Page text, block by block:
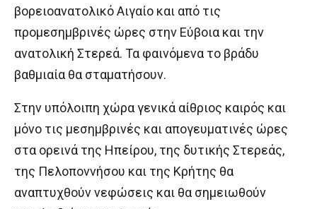
βορειοανατολικό Αιγαίο και από τις
προμεσημβρινές ώρες στην Εύβοια και την
ανατολική Στερεά. Τα φαινόμενα το βράδυ
βαθμιαία θα σταματήσουν.
Στην υπόλοιπη χώρα γενικά αίθριος καιρός και
μόνο τις μεσημβρινές και απογευματινές ώρες
στα ορεινά της Ηπείρου, της δυτικής Στερεάς,
της Πελοποννήσου και της Κρήτης θα
αναπτυχθούν νεφώσεις και θα σημειωθούν